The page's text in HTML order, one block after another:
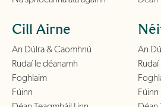
Cill Airne
An Dúlra & Caomhnú
Rudaí le déanamh
Foghlaim
Fúinn
An
Fúinn